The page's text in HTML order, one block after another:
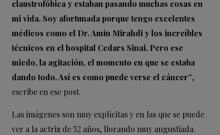
claustrofóbica y estaban pasando muchas cosas en
mi vida. Soy afortunada porque tengo excelentes
médicos como el Dr. Amin Mirahdi y los increíbles
técnicos en el hospital Cedars Sinai. Pero ese
miedo, la agitación, el momento en que se estaba
dando todo. Así es como puede verse el cáncer”,
escribe en ese post.
Las imágenes son muy explícitas y en las que se puede
ver a la actriz de 52 años, llorando muy angustiada.